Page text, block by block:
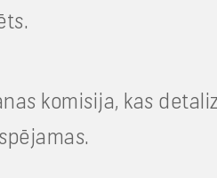
komisija, kas